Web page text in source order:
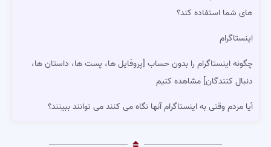
های شما استفاده کند؟
اینستاگرام
چگونه اینستاگرام را بدون حساب [پروفایل ها، پست ها، داستان ها،
دنبال کنندگان] مشاهده کنیم
آیا مردم وقتی به اینستاگرام آنها نگاه می کنند می توانند ببینند؟